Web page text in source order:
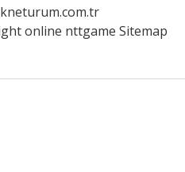
online nttgame Sitemap